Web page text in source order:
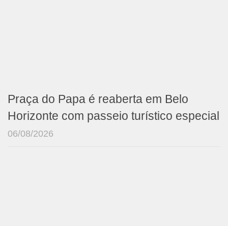
Praça do Papa é reaberta em Belo
Horizonte com passeio turístico especial
06/08/2026